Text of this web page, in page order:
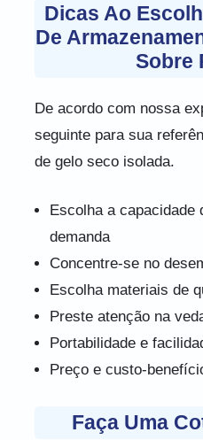
Dicas Ao
De
Sobre
De acordo com nossa
seguinte para sua
de gelo seco isolada.
Escolha a capacidade
demanda
Concentre-se no
Escolha materiais de
Preste atenção na
Portabilidade e
Preço e custo-
Faça Uma